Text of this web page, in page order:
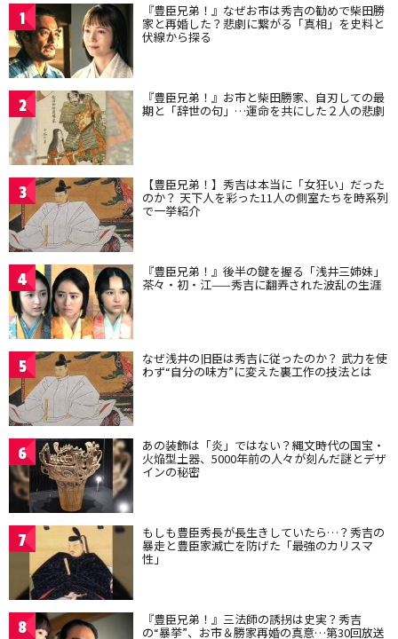
1 『豊臣兄弟！』なぜお市は秀吉の勧めで柴田勝
家と再婚した？悲劇に繋がる「真相」を史料と
伏線から探る
2 『豊臣兄弟！』お市と柴田勝家、自刃しての最
期と「辞世の句」…運命を共にした２人の悲劇
3 【豊臣兄弟！】秀吉は本当に「女狂い」だった
のか？ 天下人を彩った11人の側室たちを時系列
で一挙紹介
4 『豊臣兄弟！』後半の鍵を握る「浅井三姉妹」
茶々・初・江——秀吉に翻弄された波乱の生涯
5 なぜ浅井の旧臣は秀吉に従ったのか？ 武力を使
わず“自分の味方”に変えた裏工作の技法とは
6 あの装飾は「炎」ではない？縄文時代の国宝・
火焔型土器、5000年前の人々が刻んだ謎とデザ
インの秘密
7 もしも豊臣秀長が長生きしていたら…？秀吉の
暴走と豊臣家滅亡を防げた「最強のカリスマ
性」
8 『豊臣兄弟！』三法師の誘拐は史実？秀吉
の“暴挙”、お市＆勝家再婚の真意…第30回放送